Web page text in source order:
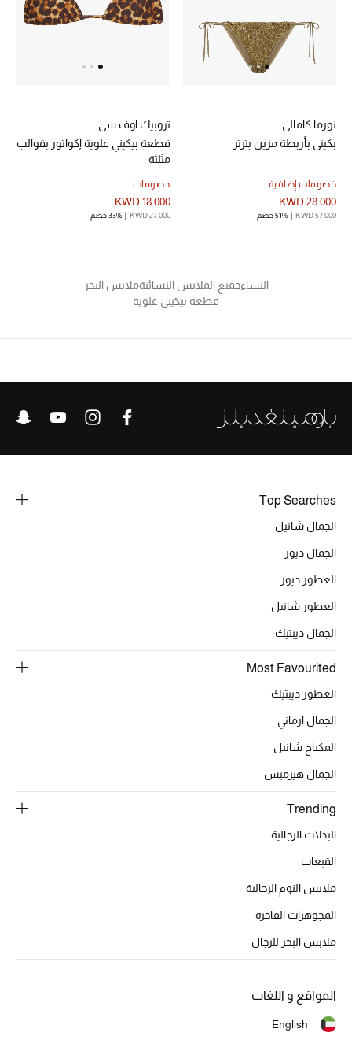
نورما كامالي
بكيني بأربطة مزين بترتر
خصومات إضافية
KWD 28.000
KWD 57.000 51% خصم
تروبيك اوف سي
قطعة بيكيني علوية إكواتور بقوالب
مثلثة
خصومات
KWD 18.000
KWD 27.000 33% خصم
النساءجميع الملابس النسائيةملابس البحر
قطعة بيكيني علوية
Top Searches
الجمال شانيل
الجمال ديور
العطور ديور
العطور شانيل
الجمال ديبتيك
Most Favourited
العطور ديبتيك
الجمال ارماني
المكياج شانيل
الجمال هيرميس
Trending
البدلات الرجالية
القبعات
ملابس النوم الرجالية
المجوهرات الفاخرة
ملابس البحر للرجال
المواقع و اللغات
English